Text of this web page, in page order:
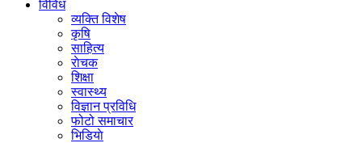
विविध
व्यक्ति विशेष
कृषि
साहित्य
राेचक
शिक्षा
स्वास्थ्य
विज्ञान प्रविधि
फोटो समाचार
भिडियाे